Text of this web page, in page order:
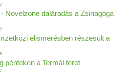
Novelzone daláradás a Zsinagóga
elismerésben részesült a
pénteken a Termál teret